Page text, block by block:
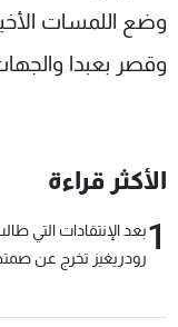
وضع اللمسات
وقصر بعبدا
الأكثر قراءة
1بعد الإنتقادات التي
رودريغيز تخرج عن